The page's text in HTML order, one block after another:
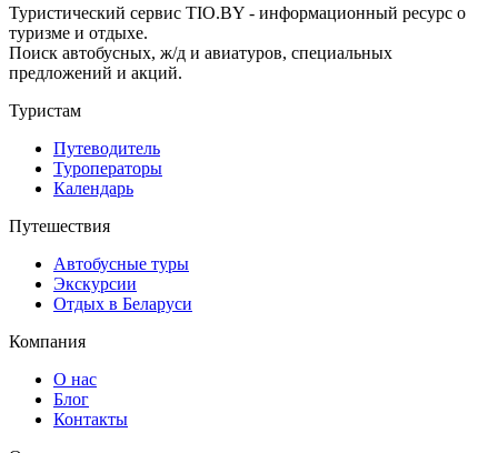
Туристический сервис TIO.BY - информационный ресурс о
туризме и отдыхе.
Поиск автобусных, ж/д и авиатуров, специальных
предложений и акций.
Туристам
Путеводитель
Туроператоры
Календарь
Путешествия
Автобусные туры
Экскурсии
Отдых в Беларуси
Компания
О нас
Блог
Контакты